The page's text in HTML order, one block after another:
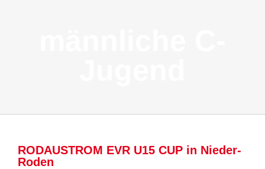
RODAUSTROM EVR U15 CUP in Nieder-
Roden